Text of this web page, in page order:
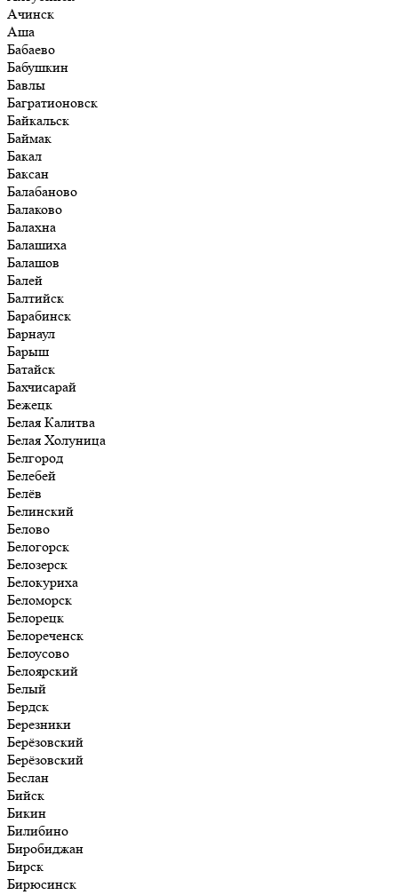
Ачинск
Аша
Бабаево
Бабушкин
Бавлы
Багратионовск
Байкальск
Баймак
Бакал
Баксан
Балабаново
Балаково
Балахна
Балашиха
Балашов
Балей
Балтийск
Барабинск
Барнаул
Барыш
Батайск
Бахчисарай
Бежецк
Белая Калитва
Белая Холуница
Белгород
Белебей
Белёв
Белинский
Белово
Белогорск
Белозерск
Белокуриха
Беломорск
Белорецк
Белореченск
Белоусово
Белоярский
Белый
Бердск
Березники
Берёзовский
Берёзовский
Беслан
Бийск
Бикин
Билибино
Биробиджан
Бирск
Бирюсинск